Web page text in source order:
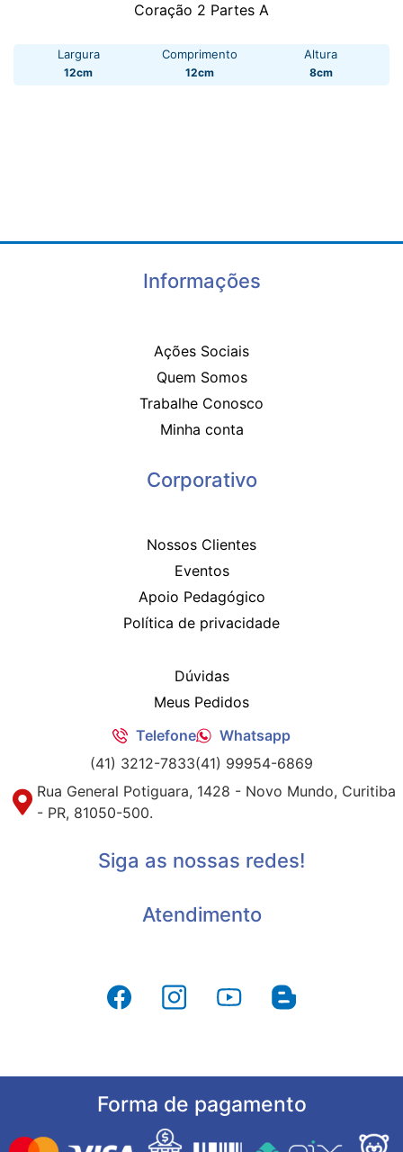
Coração 2 Partes A
Largura
12cm
Comprimento
12cm
Altura
8cm
Informações
Ações Sociais
Quem Somos
Trabalhe Conosco
Minha conta
Corporativo
Nossos Clientes
Eventos
Apoio Pedagógico
Política de privacidade
Dúvidas
Meus Pedidos
Telefone
Whatsapp
(41) 3212-7833(41) 99954-6869
Rua General Potiguara, 1428 - Novo Mundo, Curitiba
- PR, 81050-500.
Siga as nossas redes!
Atendimento
Forma de pagamento